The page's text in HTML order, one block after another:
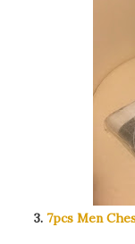
3. 7pcs Men